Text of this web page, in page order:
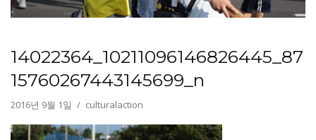
14022364_10211096146826445_87
15760267443145699_n
2016년 9월 1일 culturalaction